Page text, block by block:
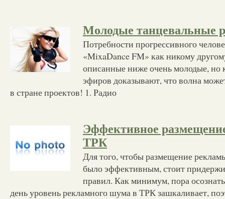
Молодые танцевальные
Потребности прогрессивного
«MixaDance FM» как никому
описанные ниже очень молодые, но
эфиров доказывают, что волна
в стране проектов! 1. Радио
Эффективное
ТРК
Для того, чтобы размещение
было эффективным, стоит
правил. Как минимум, пора
день уровень рекламного шума в ТРК зашкаливает,